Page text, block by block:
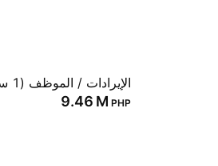
الإيرادات / الموظف (1 سنة)
‪9.46 M‬ PHP